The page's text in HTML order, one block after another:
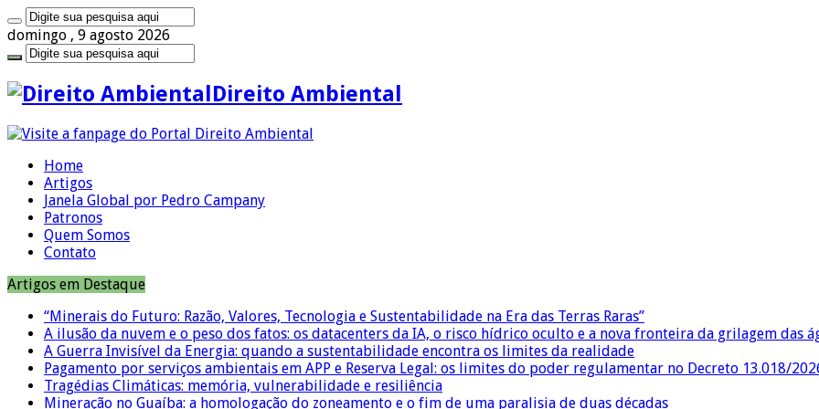
domingo , 9 agosto 2026
Direito Ambiental
Home
Artigos
Janela Global por Pedro Campany
Patronos
Quem Somos
Contato
Artigos em Destaque
“Minerais do Futuro: Razão, Valores, Tecnologia e Sustentabilidade na Era das Terras Raras”
A ilusão da nuvem e o peso dos fatos: os datacenters da IA, o risco hídrico oculto e a nova fronteira da grilagem das
A Guerra Invisível da Energia: quando a sustentabilidade encontra os limites da realidade
Pagamento por serviços ambientais em APP e Reserva Legal: os limites do poder regulamentar no Decreto 13.018/
Tragédias Climáticas: memória, vulnerabilidade e resiliência
Mineração no Guaíba: a homologação do zoneamento e o fim de uma paralisia de duas décadas